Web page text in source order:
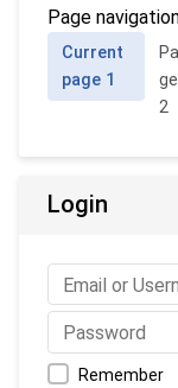
Page
Current
page 1
Pa
ge
2
Login
Remember